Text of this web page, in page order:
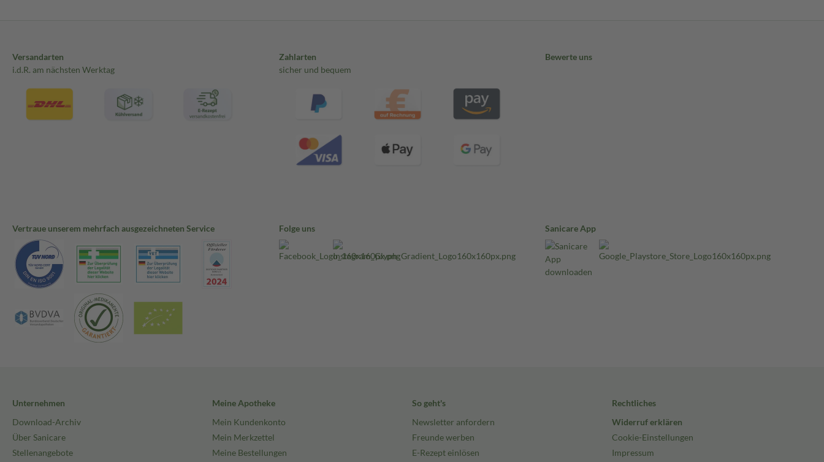
Versandarten
i.d.R. am nächsten Werktag
Zahlarten
sicher und bequem
Bewerte uns
Vertraue unserem mehrfach ausgezeichneten Service Folge uns Sanicare App
Unternehmen
Download-Archiv
Über Sanicare
Stellenangebote
Meine Apotheke
Mein Kundenkonto
Mein Merkzettel
Meine Bestellungen
So geht's
Newsletter anfordern
Freunde werben
E-Rezept einlösen
Rechtliches
Widerruf erklären
Cookie-Einstellungen
Impressum